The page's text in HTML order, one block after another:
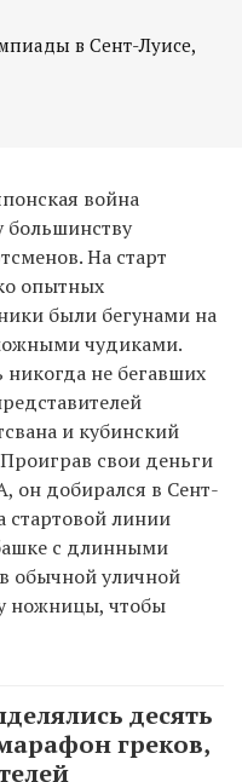
в Сент-Луисе,
война
На старт
опытных
были бегунами на
чудиками.
не бегавших
и кубинский
свои деньги
он добирался в Сент-
стартовой линии
с длинными
обычной уличной
ножницы, чтобы
десять
греков,